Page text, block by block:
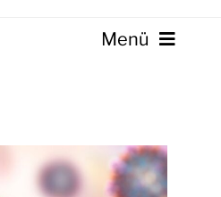
Menü
Produkte